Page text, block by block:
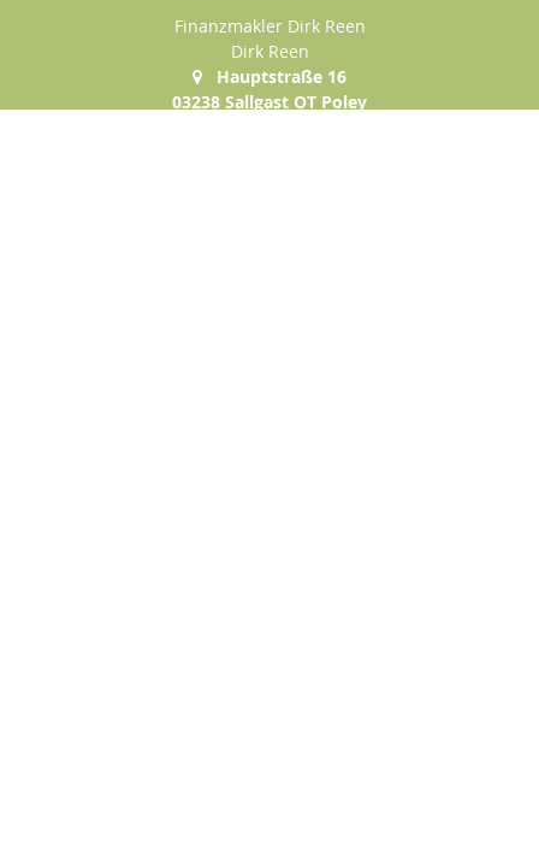
Finanzmakler Dirk Reen
Dirk Reen
Hauptstraße 16
03238 Sallgast OT Poley